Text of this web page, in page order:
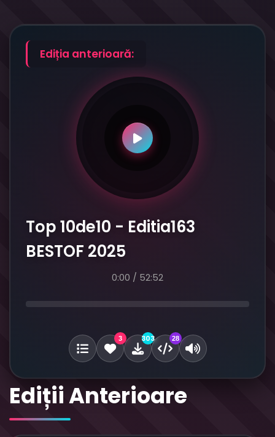
Ediția anterioară:
Top 10de10 - Editia163
BESTOF 2025
0:00 / 52:52
3 303 28
Ediții Anterioare